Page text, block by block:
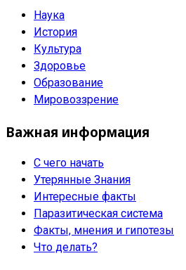
Наука
История
Культура
Здоровье
Образование
Мировоззрение
Важная информация
С чего начать
Утерянные Знания
Интересные факты
Паразитическая система
Факты, мнения и гипотезы
Что делать?